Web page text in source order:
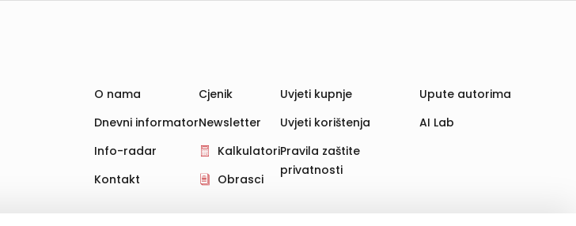
O nama
Dnevni informator
Info-radar
Kontakt
Cjenik
Newsletter
Kalkulatori
Obrasci
Uvjeti kupnje
Uvjeti korištenja
Pravila zaštite
privatnosti
Upute autorima
AI Lab